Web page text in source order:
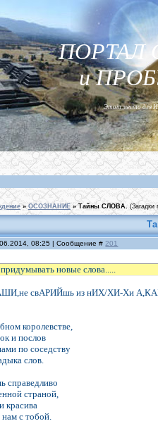
ПОРТАЛ
и
Этот место для
» ОСОЗНАНИЕ » Тайны СЛОВА. (Загадки
08:25 | Сообщение # 201
новые слова.....
свАРИЙшь из нИХ/ХИ-Хи
королевстве,
и послов
по соседству
слов.
справедливо
страной,
красива
с тобой.